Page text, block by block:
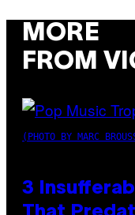
MORE
FROM
(PHOTO BY MARC
3